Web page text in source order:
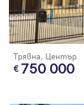
Трявна, Център
750 000